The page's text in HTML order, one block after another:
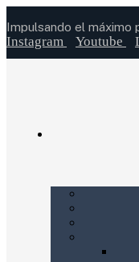
Impulsando el máximo
Instagram Youtube